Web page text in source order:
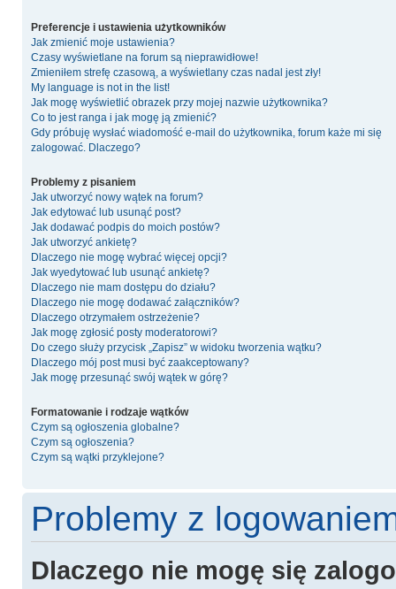
Preferencje i ustawienia użytkowników
Jak zmienić moje ustawienia?
Czasy wyświetlane na forum są nieprawidłowe!
Zmieniłem strefę czasową, a wyświetlany czas nadal jest zły!
My language is not in the list!
Jak mogę wyświetlić obrazek przy mojej nazwie użytkownika?
Co to jest ranga i jak mogę ją zmienić?
Gdy próbuję wysłać wiadomość e-mail do użytkownika, forum każe mi się
zalogować. Dlaczego?
Problemy z pisaniem
Jak utworzyć nowy wątek na forum?
Jak edytować lub usunąć post?
Jak dodawać podpis do moich postów?
Jak utworzyć ankietę?
Dlaczego nie mogę wybrać więcej opcji?
Jak wyedytować lub usunąć ankietę?
Dlaczego nie mam dostępu do działu?
Dlaczego nie mogę dodawać załączników?
Dlaczego otrzymałem ostrzeżenie?
Jak mogę zgłosić posty moderatorowi?
Do czego służy przycisk „Zapisz” w widoku tworzenia wątku?
Dlaczego mój post musi być zaakceptowany?
Jak mogę przesunąć swój wątek w górę?
Formatowanie i rodzaje wątków
Czym są ogłoszenia globalne?
Czym są ogłoszenia?
Czym są wątki przyklejone?
Problemy z
Dlaczego nie mogę się